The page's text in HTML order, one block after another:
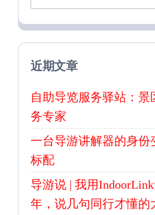
索：
近期文章
自助导览服务驿站：景
务专家
一台导游讲解器的身份
标配
导游说 | 我用
年，说几句同行才懂的